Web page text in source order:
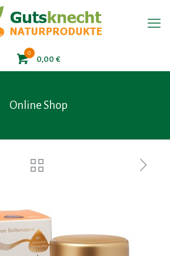
0
0,00 €
Online Shop